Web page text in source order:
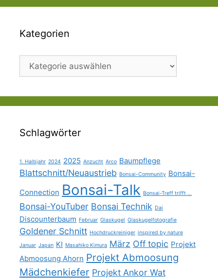
Kategorien
Kategorien
Schlagwörter
1. Halbjahr 2024 2025 Anzucht Arco Baumpflege
Blattschnitt/Neuaustrieb Bonsai-Community Bonsai-
Connection Bonsai-Talk Bonsai-Treff trifft ...
Bonsai-YouTuber Bonsai Technik Dai
Discounterbaum Februar Glaskugel Glaskugelfotografie
Goldener Schnitt Hochdruckreiniger inspired by nature
Januar Japan KI Masahiko Kimura März Off topic Projekt
Abmoosung Ahorn Projekt Abmoosung
Mädchenkiefer Projekt Ankor Wat